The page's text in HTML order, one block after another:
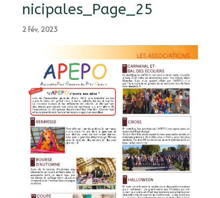
nicipales_Page_25
2 Fév, 2023